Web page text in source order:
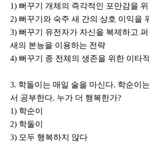
1) 뻐꾸기 개체의 즉각적인 포만감을
2) 뻐꾸기와 숙주 새 간의 상호 이익을
3) 뻐꾸기 유전자가 자신을 복제하고
새의 본능을 이용하는 전략
4) 뻐꾸기 종 전체의 생존을 위한 이타
3. 학돌이는 매일 술을 마신다. 학순이
서 공부한다. 누가 더 행복한가?
1) 학순이
2) 학돌이
3) 모두 행복하지 않다